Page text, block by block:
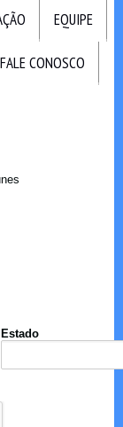
EQUIPE
FALE CONOSCO
Estado